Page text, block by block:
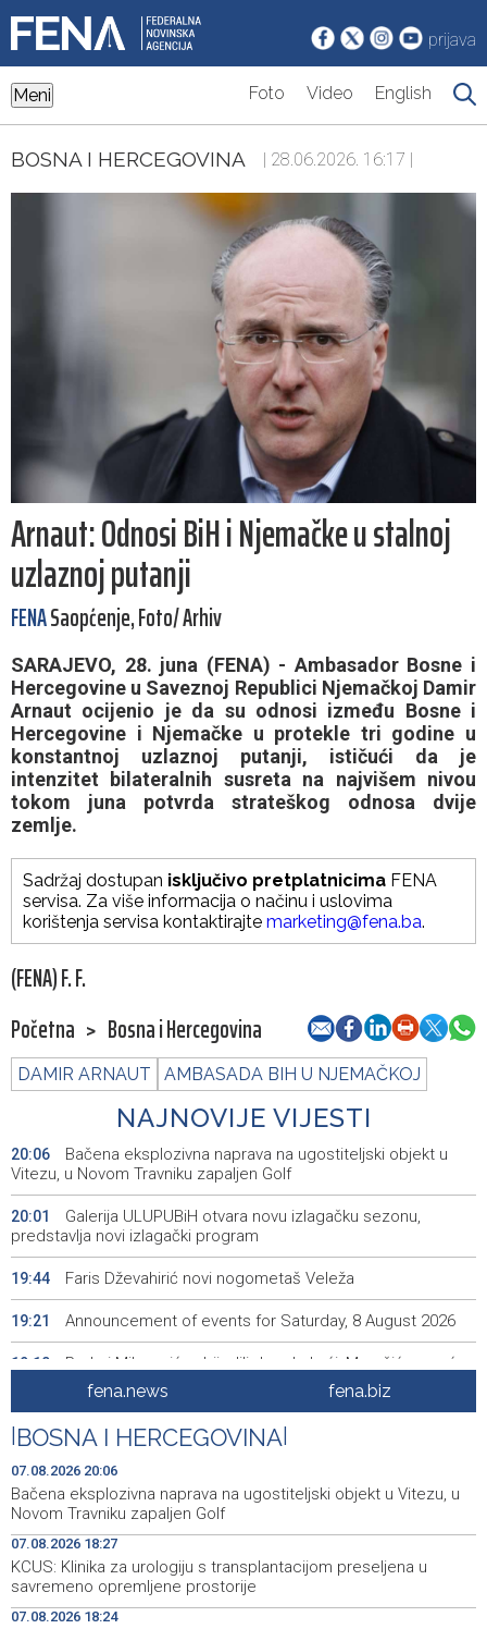
prijava
Meni Foto Video English
BOSNA I HERCEGOVINA | 28.06.2026. 16:17 |
Arnaut: Odnosi BiH i Njemačke u stalnoj
uzlaznoj putanji
FENASaopćenje, Foto/ Arhiv
SARAJEVO, 28. juna (FENA) - Ambasador Bosne i
Hercegovine u Saveznoj Republici Njemačkoj Damir
Arnaut ocijenio je da su odnosi između Bosne i
Hercegovine i Njemačke u protekle tri godine u
konstantnoj uzlaznoj putanji, ističući da je
intenzitet bilateralnih susreta na najvišem nivou
tokom juna potvrda strateškog odnosa dvije
zemlje.
Sadržaj dostupan isključivo pretplatnicima FENA
servisa. Za više informacija o načinu i uslovima
korištenja servisa kontaktirajte marketing@fena.ba.
(FENA) F. F.
Početna > Bosna i Hercegovina
DAMIR ARNAUT AMBASADA BIH U NJEMAČKOJ
NAJNOVIJE VIJESTI
20:06
Bačena eksplozivna naprava na ugostiteljski objekt u
Vitezu, u Novom Travniku zapaljen Golf
20:01
Galerija ULUPUBiH otvara novu izlagačku sezonu,
predstavlja novi izlagački program
19:44 Faris Dževahirić novi nogometaš Veleža
19:21 Announcement of events for Saturday, 8 August 2026
19:10
Rudari Milanovića ubijedili da ode kući, Memčić se već
ponovo vratio u jamu 'Raspotočje'
19:03
Sarajevo Film Festival presents Kinoscope and
Kinoscope Surreal programs
19:00 Najave događaja za 8. 8. 2026. godine (subota)
18:58
Fire breaks out across more than 40 hectares in Grude,
firefighters and Air Tractors on the ground
18:55
Zelenski doputovao u Beograd, sutra sastanak s
Vučićem
fena.news fena.biz
BOSNA I HERCEGOVINA
07.08.2026 20:06
Bačena eksplozivna naprava na ugostiteljski objekt u Vitezu, u
Novom Travniku zapaljen Golf
07.08.2026 18:27
KCUS: Klinika za urologiju s transplantacijom preseljena u
savremeno opremljene prostorije
07.08.2026 18:24